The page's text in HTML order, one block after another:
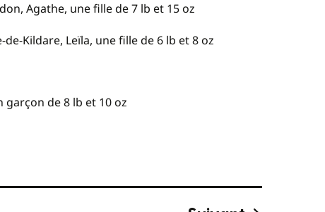
Agathe, une fille de 7 lb et 15 oz
de-Kildare, Leïla, une fille de 6 lb et 8 oz
garçon de 8 lb et 10 oz